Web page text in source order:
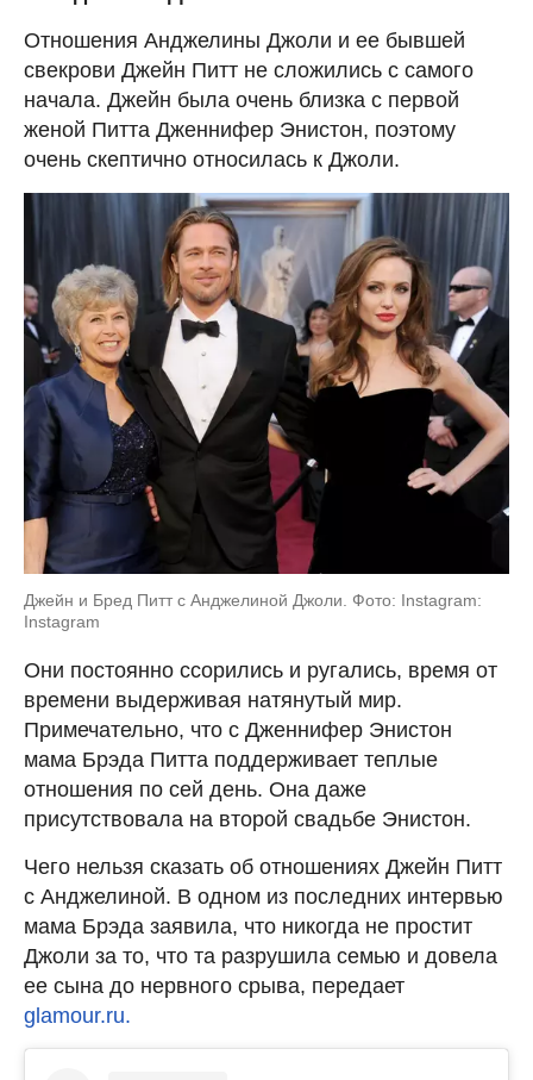
Отношения Анджелины Джоли и ее бывшей
свекрови Джейн Питт не сложились с самого
начала. Джейн была очень близка с первой
женой Питта Дженнифер Энистон, поэтому
очень скептично относилась к Джоли.
Джейн и Бред Питт с Анджелиной Джоли. Фото: Instagram:
Instagram
Они постоянно ссорились и ругались, время от
времени выдерживая натянутый мир.
Примечательно, что с Дженнифер Энистон
мама Брэда Питта поддерживает теплые
отношения по сей день. Она даже
присутствовала на второй свадьбе Энистон.
Чего нельзя сказать об отношениях Джейн Питт
с Анджелиной. В одном из последних интервью
мама Брэда заявила, что никогда не простит
Джоли за то, что та разрушила семью и довела
ее сына до нервного срыва, передает
glamour.ru.